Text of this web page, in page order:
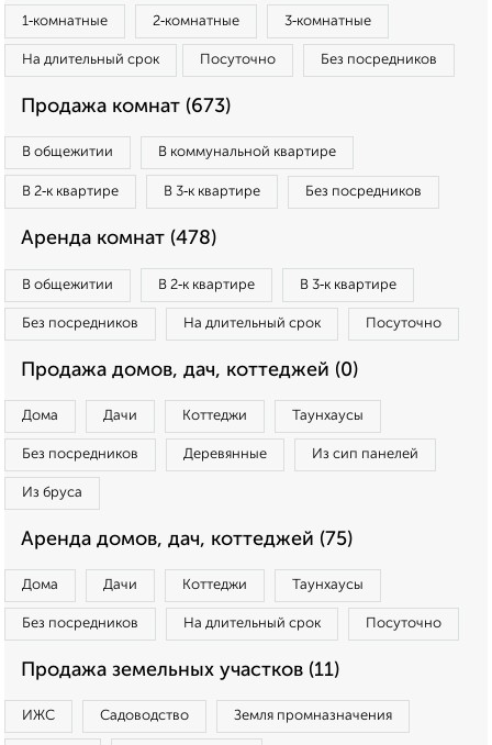
1‑комнатные 2‑комнатные 3‑комнатные
На длительный срок Посуточно Без посредников
Продажа комнат (673)
В общежитии В коммунальной квартире
В 2‑к квартире В 3‑к квартире Без посредников
Аренда комнат (478)
В общежитии В 2‑к квартире В 3‑к квартире
Без посредников На длительный срок Посуточно
Продажа домов, дач, коттеджей (0)
Дома Дачи Коттеджи Таунхаусы
Без посредников Деревянные Из сип панелей
Из бруса
Аренда домов, дач, коттеджей (75)
Дома Дачи Коттеджи Таунхаусы
Без посредников На длительный срок Посуточно
Продажа земельных участков (11)
ИЖС Садоводство Земля промназначения